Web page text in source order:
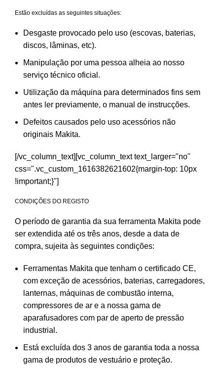
Estão excluídas as seguintes situações:
Desgaste provocado pelo uso (escovas, baterias,
discos, lâminas, etc).
Manipulação por uma pessoa alheia ao nosso
serviço técnico oficial.
Utilização da máquina para determinados fins sem
antes ler previamente, o manual de instrucções.
Defeitos causados pelo uso acessórios não
originais Makita.
[/vc_column_text][vc_column_text text_larger="no"
css=".vc_custom_1616382621602{margin-top: 10px
!important;}"]
CONDIÇÕES DO REGISTO
O período de garantia da sua ferramenta Makita pode
ser extendida até os três anos, desde a data de
compra, sujeita às seguintes condições:
Ferramentas Makita que tenham o certificado CE,
com exceção de acessórios, baterias, carregadores,
lanternas, máquinas de combustão interna,
compressores de ar e a nossa gama de
aparafusadores com par de aperto de pressão
industrial.
Está excluída dos 3 anos de garantia toda a nossa
gama de produtos de vestuário e proteção.